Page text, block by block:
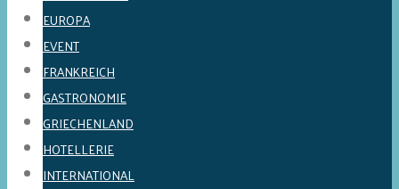
EUROPA
EVENT
FRANKREICH
GASTRONOMIE
GRIECHENLAND
HOTELLERIE
INTERNATIONAL